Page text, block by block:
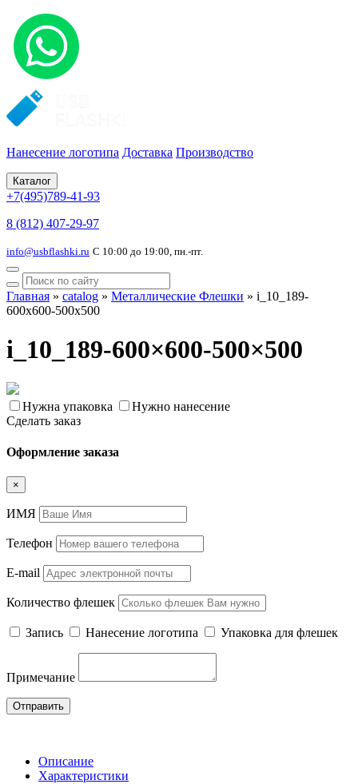
Нанесение логотипа Доставка Производство
Каталог
+7(495)789-41-93
8 (812) 407-29-97
info@usbflashki.ru С 10:00 до 19:00, пн.-пт.
Главная » catalog » Металлические Флешки » i_10_189-
600x600-500x500
i_10_189-600×600-500×500
Нужна упаковка
Нужно нанесение
Сделать заказ
Оформление заказа
×
ИМЯ
Телефон
E-mail
Количество флешек
Запись Нанесение логотипа Упаковка для флешек
Примечание
Отправить
Описание
Характеристики